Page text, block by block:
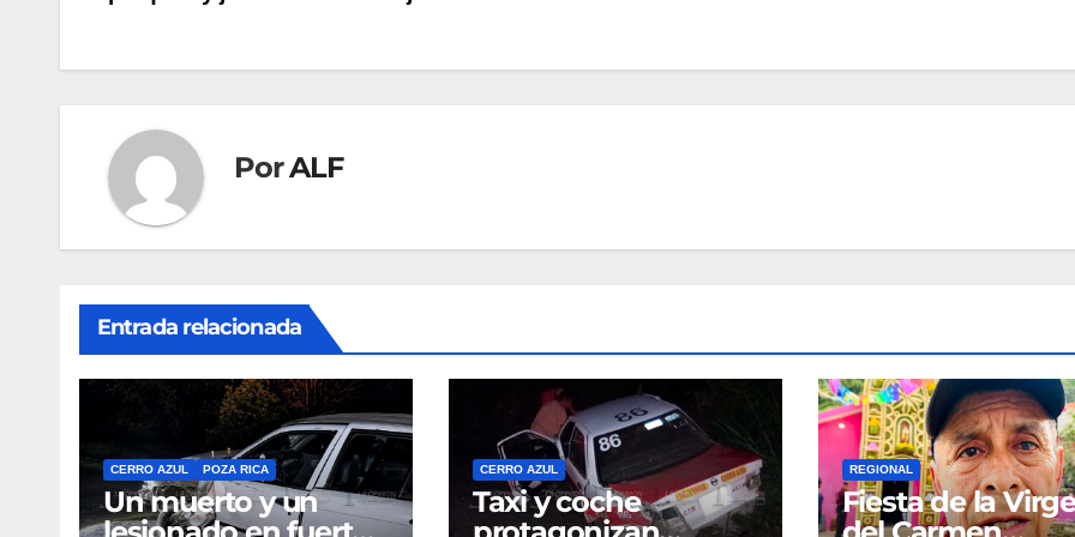
de
entradas
PorALF
Entrada relacionada
CERRO AZUL POZA RICA
Un muerto y un
CERRO AZUL
Taxi y coche
REGIONAL
Fiesta de la